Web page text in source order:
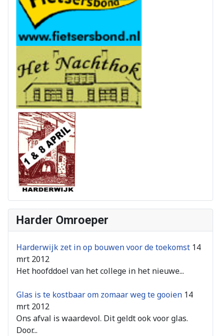
Harder Omroeper
Harderwijk zet in op bouwen voor de toekomst 14
mrt 2012
Het hoofddoel van het college in het nieuwe...
Glas is te kostbaar om zomaar weg te gooien 14
mrt 2012
Ons afval is waardevol. Dit geldt ook voor glas.
Door...